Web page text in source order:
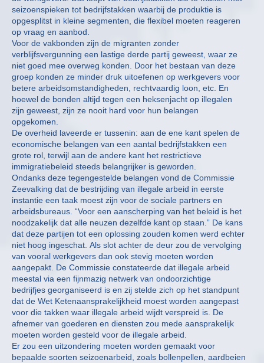
seizoenspieken tot bedrijfstakken waarbij de produktie is
opgesplitst in kleine segmenten, die flexibel moeten reageren
op vraag en aanbod.
Voor de vakbonden zijn de migranten zonder
verblijfsvergunning een lastige derde partij geweest, waar ze
niet goed mee overweg konden. Door het bestaan van deze
groep konden ze minder druk uitoefenen op werkgevers voor
betere arbeidsomstandigheden, rechtvaardig loon, etc. En
hoewel de bonden altijd tegen een heksenjacht op illegalen
zijn geweest, zijn ze nooit hard voor hun belangen
opgekomen.
De overheid laveerde er tussenin: aan de ene kant spelen de
economische belangen van een aantal bedrijfstakken een
grote rol, terwijl aan de andere kant het restrictieve
immigratiebeleid steeds belangrijker is geworden.
Ondanks deze tegengestelde belangen vond de Commissie
Zeevalking dat de bestrijding van illegale arbeid in eerste
instantie een taak moest zijn voor de sociale partners en
arbeidsbureaus. “Voor een aanscherping van het beleid is het
noodzakelijk dat alle neuzen dezelfde kant op staan.” De kans
dat deze partijen tot een oplossing zouden komen werd echter
niet hoog ingeschat. Als slot achter de deur zou de vervolging
van vooral werkgevers dan ook stevig moeten worden
aangepakt. De Commissie constateerde dat illegale arbeid
meestal via een fijnmazig netwerk van ondoorzichtige
bedrijfjes georganiseerd is en zij stelde zich op het standpunt
dat de Wet Ketenaansprakelijkheid moest worden aangepast
voor die takken waar illegale arbeid wijdt verspreid is. De
afnemer van goederen en diensten zou mede aansprakelijk
moeten worden gesteld voor de illegale arbeid.
Er zou een uitzondering moeten worden gemaakt voor
bepaalde soorten seizoenarbeid, zoals bollenpellen, aardbeien